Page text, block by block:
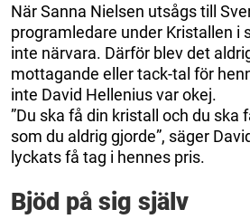
När Sanna Nielsen utsågs till
programledare under Kristallen i
inte närvara. Därför blev det
mottagande eller tack-tal för
inte David Hellenius var okej.
”Du ska få din kristall och du ska
som du aldrig gjorde”, säger
lyckats få tag i hennes pris.
Bjöd på sig själv